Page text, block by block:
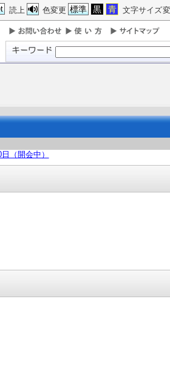
文字サイズ
色変更 標準 黒 青
読上
（開会中）